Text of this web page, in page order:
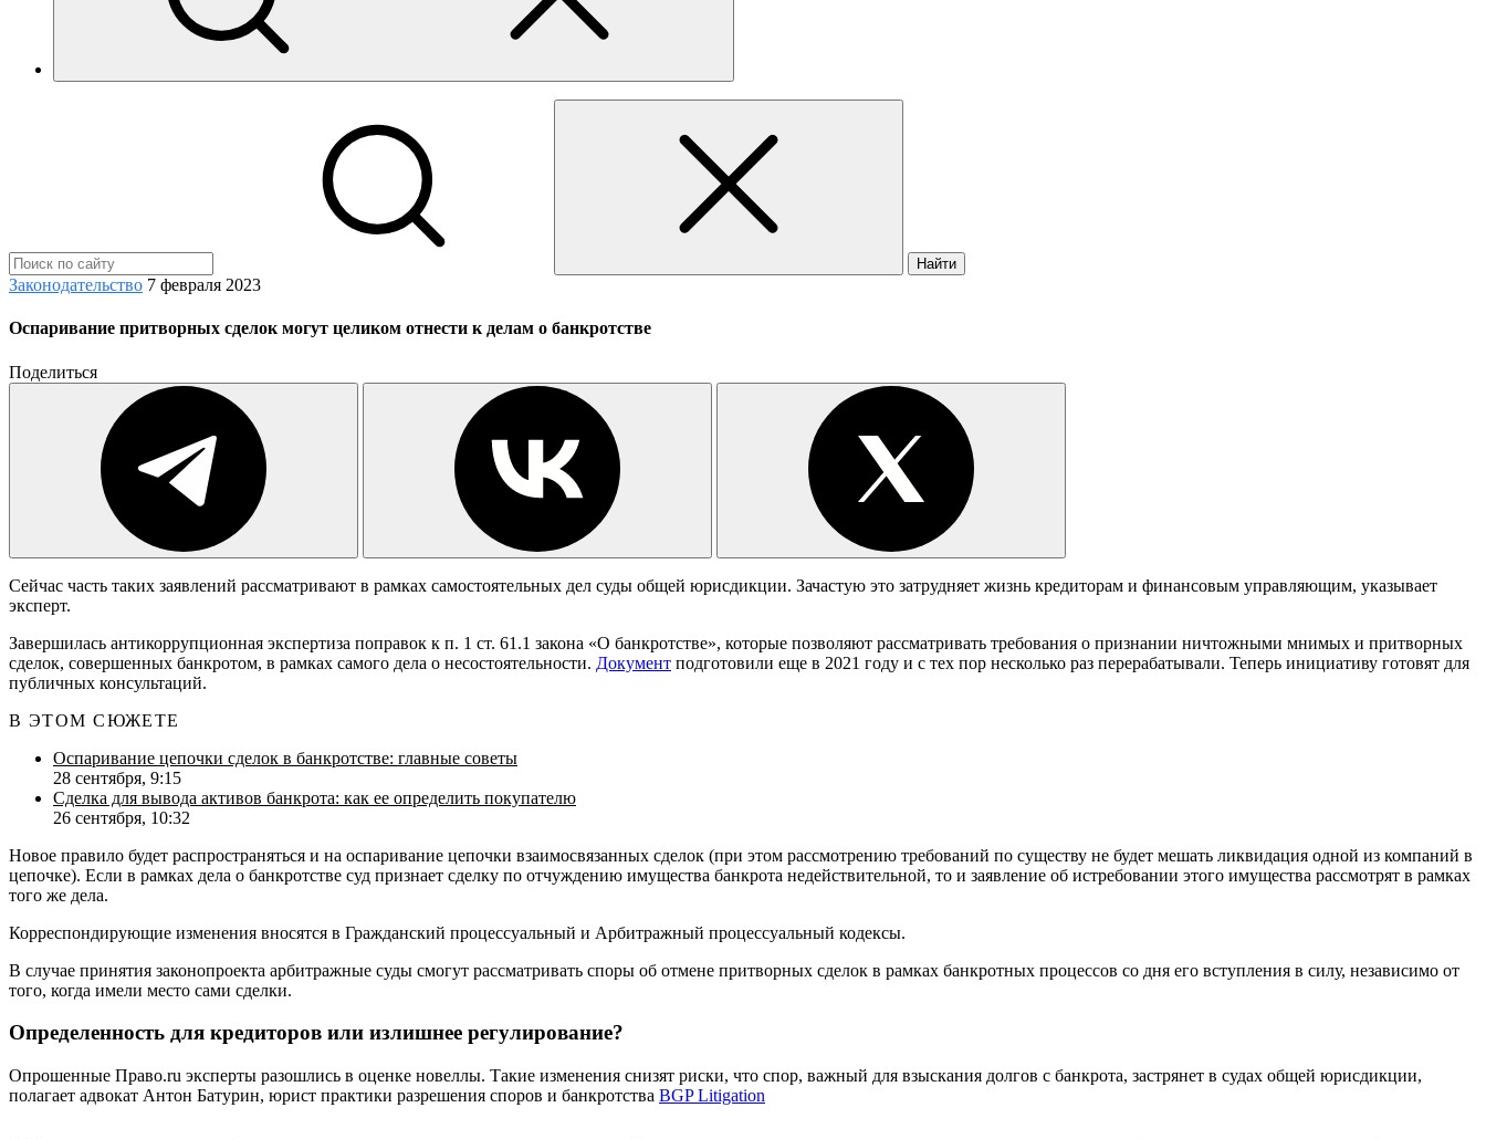
Найти
Законодательство 7 февраля 2023
Оспаривание притворных сделок могут целиком отнести к делам о банкротстве
Поделиться
Сейчас часть таких заявлений рассматривают в рамках самостоятельных дел суды общей юрисдикции. Зачастую это затрудняет жизнь кредиторам и финансовым управляющим, указывает
эксперт.
Завершилась антикоррупционная экспертиза поправок к п. 1 ст. 61.1 закона «О банкротстве», которые позволяют рассматривать требования ‎о признании ничтожными мнимых и притворных
сделок, совершенных банкротом, в рамках самого дела о несостоятельности. Документ подготовили еще в 2021 году и с тех пор несколько раз перерабатывали. Теперь инициативу готовят для
публичных консультаций.
В ЭТОМ СЮЖЕТЕ
Оспаривание цепочки сделок в банкротстве: главные советы
28 сентября, 9:15
Сделка для вывода активов банкрота: как ее определить покупателю
26 сентября, 10:32
Новое правило будет распространяться и на оспаривание цепочки взаимосвязанных сделок (при этом рассмотрению требований по существу не будет мешать ликвидация одной из компаний в
цепочке). Если в рамках дела о банкротстве суд признает сделку по отчуждению имущества банкрота недействительной, то и заявление об истребовании этого имущества рассмотрят в рамках
того же дела.
Корреспондирующие изменения вносятся в Гражданский процессуальный и Арбитражный процессуальный кодексы.
В случае принятия законопроекта арбитражные суды смогут рассматривать споры об отмене притворных сделок в рамках банкротных процессов со дня его вступления в силу, независимо от
того, когда имели место сами сделки.
Определенность для кредиторов или излишнее регулирование?
Опрошенные Право.ru эксперты разошлись в оценке новеллы. Такие изменения снизят риски, что спор, важный для взыскания долгов с банкрота, застрянет в судах общей юрисдикции,
полагает адвокат Антон Батурин, юрист практики разрешения споров и банкротства BGP Litigation